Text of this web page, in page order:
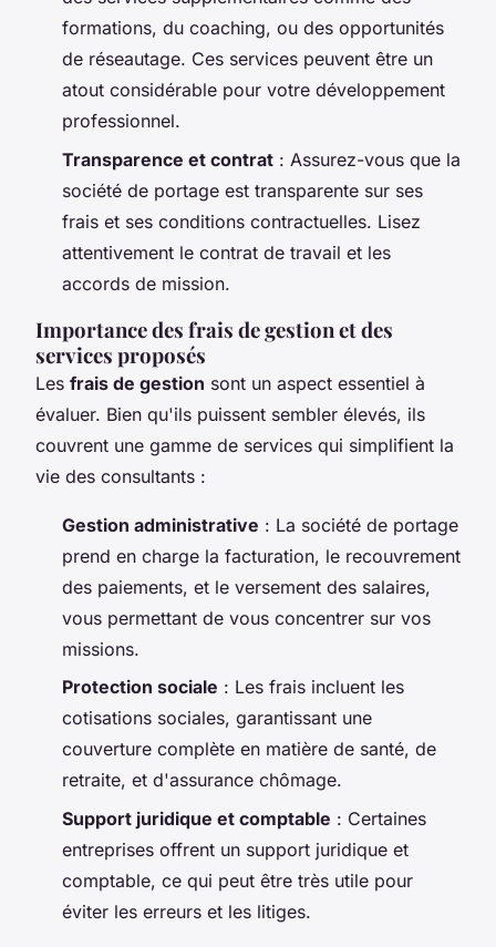
formations, du coaching, ou des opportunités
de réseautage. Ces services peuvent être un
atout considérable pour votre développement
professionnel.
Transparence et contrat : Assurez-vous que la
société de portage est transparente sur ses
frais et ses conditions contractuelles. Lisez
attentivement le contrat de travail et les
accords de mission.
Importance des frais de gestion et des
services proposés
Les frais de gestion sont un aspect essentiel à
évaluer. Bien qu'ils puissent sembler élevés, ils
couvrent une gamme de services qui simplifient la
vie des consultants :
Gestion administrative : La société de portage
prend en charge la facturation, le recouvrement
des paiements, et le versement des salaires,
vous permettant de vous concentrer sur vos
missions.
Protection sociale : Les frais incluent les
cotisations sociales, garantissant une
couverture complète en matière de santé, de
retraite, et d'assurance chômage.
Support juridique et comptable : Certaines
entreprises offrent un support juridique et
comptable, ce qui peut être très utile pour
éviter les erreurs et les litiges.